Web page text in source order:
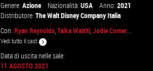
Genere:Azione Nazionalità:USA Anno:2021
Distributore:The Walt Disney Company Italia
Con:Ryan Reynolds,Taika Waititi,Jodie Comer...
Vedi tutto il cast
Data di uscita nelle sale:
11 AGOSTO 2021